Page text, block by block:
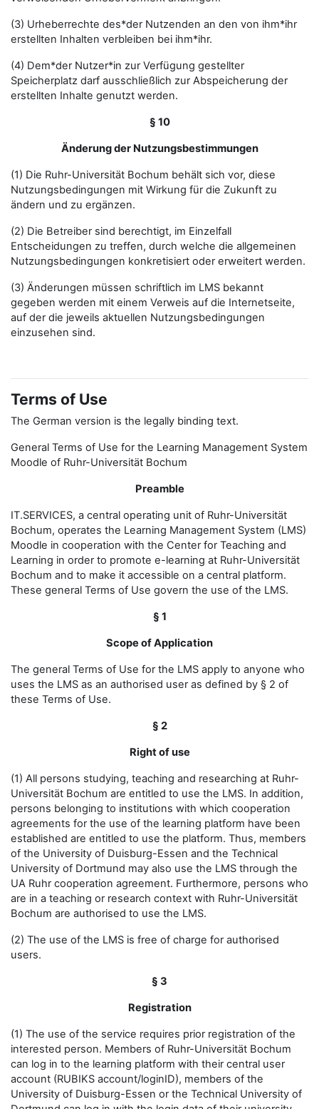
(3) Urheberrechte des*der Nutzenden an den von ihm*ihr
erstellten Inhalten verbleiben bei ihm*ihr.
(4) Dem*der Nutzer*in zur Verfügung gestellter
Speicherplatz darf ausschließlich zur Abspeicherung der
erstellten Inhalte genutzt werden.
§ 10
Änderung der Nutzungsbestimmungen
(1) Die Ruhr-Universität Bochum behält sich vor, diese
Nutzungsbedingungen mit Wirkung für die Zukunft zu
ändern und zu ergänzen.
(2) Die Betreiber sind berechtigt, im Einzelfall
Entscheidungen zu treffen, durch welche die allgemeinen
Nutzungsbedingungen konkretisiert oder erweitert werden.
(3) Änderungen müssen schriftlich im LMS bekannt
gegeben werden mit einem Verweis auf die Internetseite,
auf der die jeweils aktuellen Nutzungsbedingungen
einzusehen sind.
Terms of Use
The German version is the legally binding text.
General Terms of Use for the Learning Management System
Moodle of Ruhr-Universität Bochum
Preamble
IT.SERVICES, a central operating unit of Ruhr-Universität
Bochum, operates the Learning Management System (LMS)
Moodle in cooperation with the Center for Teaching and
Learning in order to promote e-learning at Ruhr-Universität
Bochum and to make it accessible on a central platform.
These general Terms of Use govern the use of the LMS.
§ 1
Scope of Application
The general Terms of Use for the LMS apply to anyone who
uses the LMS as an authorised user as defined by § 2 of
these Terms of Use.
§ 2
Right of use
(1) All persons studying, teaching and researching at Ruhr-
Universität Bochum are entitled to use the LMS. In addition,
persons belonging to institutions with which cooperation
agreements for the use of the learning platform have been
established are entitled to use the platform. Thus, members
of the University of Duisburg-Essen and the Technical
University of Dortmund may also use the LMS through the
UA Ruhr cooperation agreement. Furthermore, persons who
are in a teaching or research context with Ruhr-Universität
Bochum are authorised to use the LMS.
(2) The use of the LMS is free of charge for authorised
users.
§ 3
Registration
(1) The use of the service requires prior registration of the
interested person. Members of Ruhr-Universität Bochum
can log in to the learning platform with their central user
account (RUBIKS account/loginID), members of the
University of Duisburg-Essen or the Technical University of